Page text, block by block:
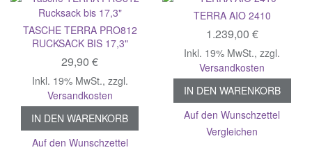
TASCHE TERRA PRO812
RUCKSACK BIS 17,3"
29,90 €
Inkl. 19% MwSt., zzgl.
Versandkosten
IN DEN WARENKORB
Auf den Wunschzettel
TERRA AIO 2410
1.239,00 €
Inkl. 19% MwSt.,zzgl.
Versandkosten
IN DEN WARENKORB
Auf den Wunschzettel
Vergleichen